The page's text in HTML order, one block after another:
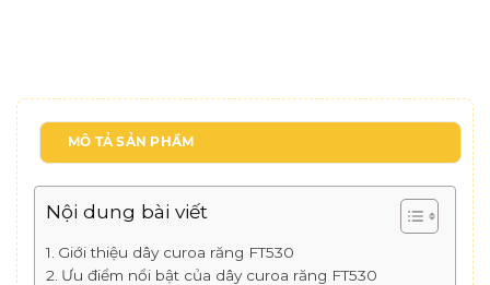
MÔ TẢ SẢN PHẨM
Nội dung bài viết
Giới thiệu dây curoa răng FT530
Ưu điểm nổi bật của dây curoa răng FT530